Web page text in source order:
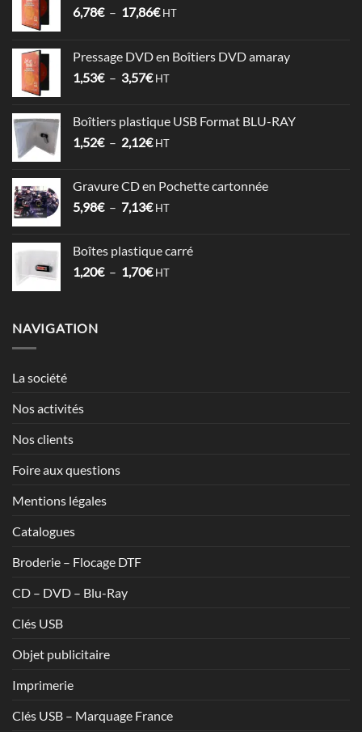
6,78€ – 17,86€Plage
6,78€
à
HT
Pressage DVD en Boîtiers DVD amaray
1,53€ – 3,57€Plage
1,53€
à
HT
Boîtiers plastique USB Format BLU-RAY
1,52€ – 2,12€Plage
1,52€
à
HT
Gravure CD en Pochette cartonnée
5,98€ – 7,13€Plage
5,98€
à
HT
Boîtes plastique carré
1,20€ – 1,70€Plage
HT
NAVIGATION
La société
Nos activités
Nos clients
Foire aux questions
Mentions légales
Catalogues
Broderie – Flocage DTF
CD – DVD – Blu-Ray
Clés USB
Objet publicitaire
Imprimerie
Clés USB – Marquage France